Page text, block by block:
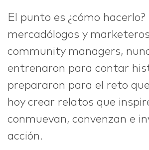
El punto es ¿cómo hacerlo?
mercadólogos y
community managers,
entrenaron para contar
prepararon para el reto
hoy crear relatos que
conmuevan, convenzan e
acción.